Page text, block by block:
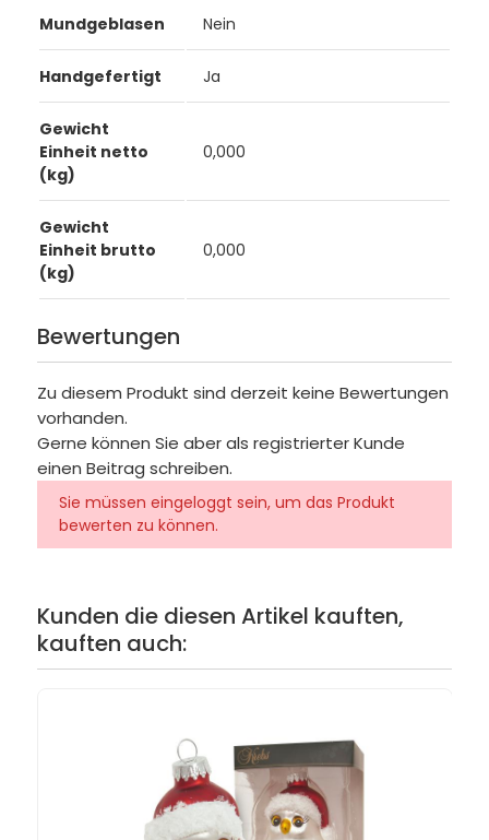
Mundgeblasen Nein
Handgefertigt Ja
Gewicht
Einheit netto
(kg)
0,000
Gewicht
Einheit brutto
(kg)
0,000
Bewertungen
Zu diesem Produkt sind derzeit keine Bewertungen
vorhanden.
Gerne können Sie aber als registrierter Kunde
einen Beitrag schreiben.
Sie müssen eingeloggt sein, um das Produkt
bewerten zu können.
Kunden die diesen Artikel kauften,
kauften auch: